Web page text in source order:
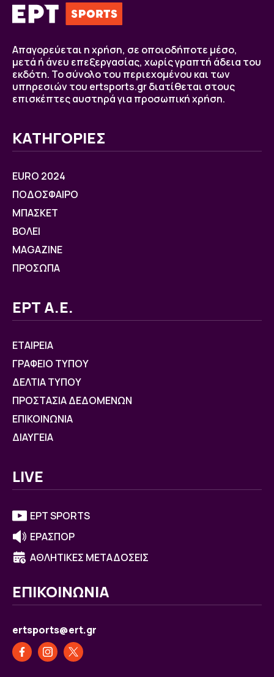
Απαγορεύεται η χρήση, σε οποιοδήποτε μέσο,
μετά ή άνευ επεξεργασίας, χωρίς γραπτή άδεια του
εκδότη. Το σύνολο του περιεχομένου και των
υπηρεσιών του ertsports.gr διατίθεται στους
επισκέπτες αυστηρά για προσωπική χρήση.
ΚΑΤΗΓΟΡΙΕΣ
EURO 2024
ΠΟΔΟΣΦΑΙΡΟ
ΜΠΑΣΚΕΤ
ΒOΛΕΙ
MAGAZINE
ΠΡΟΣΩΠΑ
ΕΡΤ Α.Ε.
ΕΤΑΙΡΕΙΑ
ΓΡΑΦΕΙΟ ΤΥΠΟΥ
ΔΕΛΤΙΑ ΤΥΠΟΥ
ΠΡΟΣΤΑΣΙΑ ΔΕΔΟΜΕΝΩΝ
ΕΠΙΚΟΙΝΩΝΙΑ
ΔΙΑΥΓΕΙΑ
LIVE
ΕΡΤ SPORTS
ΕΡΑΣΠΟΡ
ΑΘΛΗΤΙΚΕΣ ΜΕΤΑΔΟΣΕΙΣ
ΕΠΙΚΟΙΝΩΝΙΑ
ertsports@ert.gr